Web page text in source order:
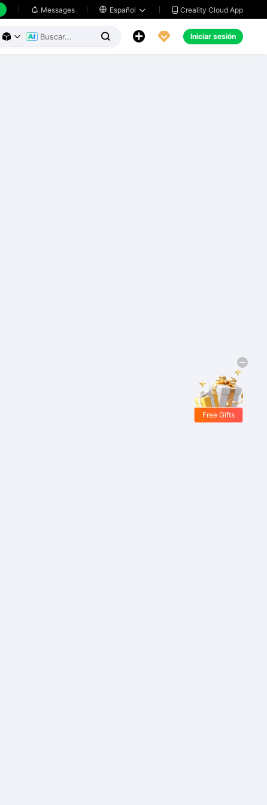
 Messages  Español   Creality Cloud App
     Iniciar sesión
Free Gifts